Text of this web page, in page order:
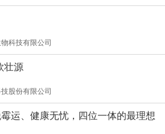
科技有限公司
壮源
股份有限公司
运、健康无忧，四位一体的最理想